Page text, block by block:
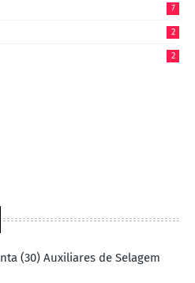
7
2
2
(30) Auxiliares de Selagem